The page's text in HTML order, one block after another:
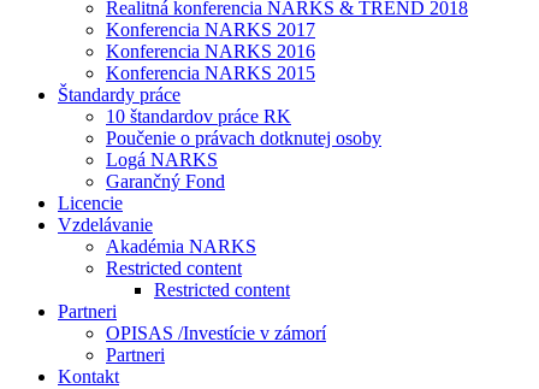
Realitná konferencia NARKS & TREND 2018
Konferencia NARKS 2017
Konferencia NARKS 2016
Konferencia NARKS 2015
Štandardy práce
10 štandardov práce RK
Poučenie o právach dotknutej osoby
Logá NARKS
Garančný Fond
Licencie
Vzdelávanie
Akadémia NARKS
Restricted content
Restricted content
Partneri
OPISAS /Investície v zámorí
Partneri
Kontakt